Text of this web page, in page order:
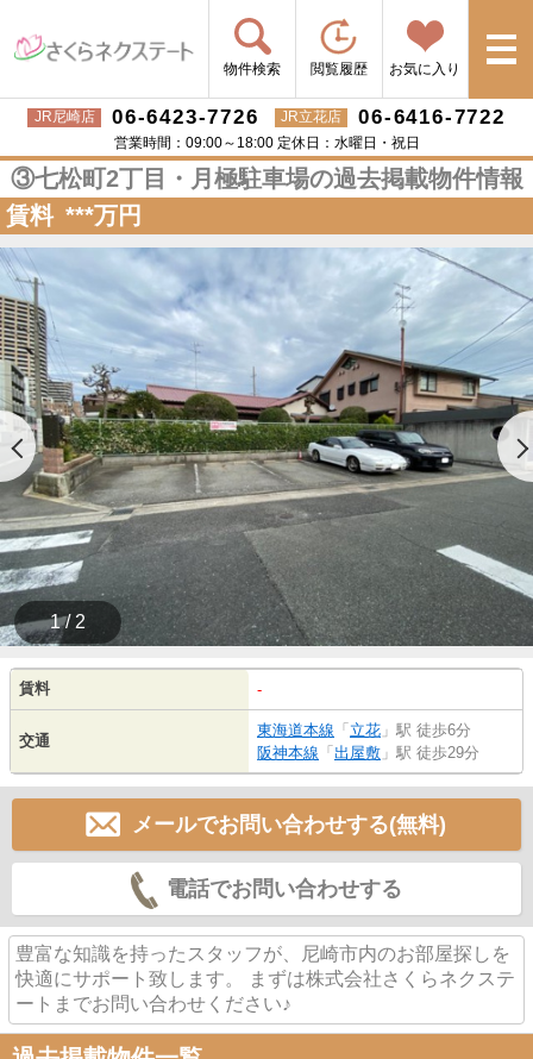
物件検索 閲覧履歴 お気に入り
JR尼崎店 06-6423-7726 JR立花店 06-6416-7722
営業時間：09:00～18:00 定休日：水曜日・祝日
③七松町2丁目・月極駐車場の過去掲載物件情報
賃料 ***万円
1 / 2
賃料 -
交通
東海道本線 「 立花 」駅 徒歩6分
阪神本線 「 出屋敷 」駅 徒歩29分
メールでお問い合わせする(無料)
電話でお問い合わせする
豊富な知識を持ったスタッフが、尼崎市内のお部屋探しを
快適にサポート致します。 まずは株式会社さくらネクステ
ートまでお問い合わせください♪